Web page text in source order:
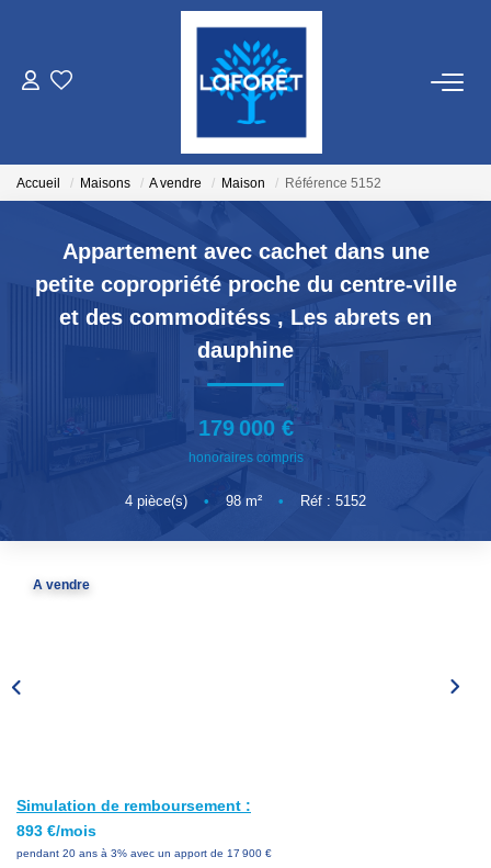
LOCATIONS
GESTION
ESTIMATION
NOS AGENCES
Qui Sommes Nous
Nos Équipes
Nos Services
Accueil Maisons A vendre Maison Référence 5152
Appartement avec cachet dans une
petite copropriété proche du centre-ville
et des commoditéss , Les abrets en
dauphine
179 000 €
honoraires compris
4 pièce(s) • 98 m² • Réf : 5152
A vendre
Simulation de remboursement :
893 €/mois
pendant 20 ans à 3% avec un apport de 17 900 €